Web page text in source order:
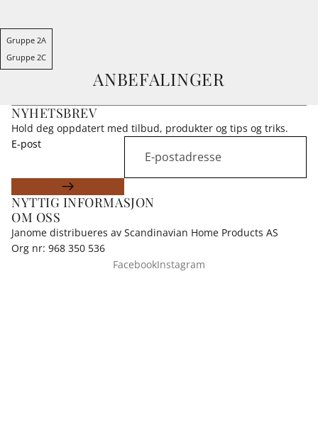
Gruppe 2A
Gruppe 2C
ANBEFALINGER
NYHETSBREV
Hold deg oppdatert med tilbud, produkter og tips og triks.
E-post
NYTTIG INFORMASJON
OM OSS
Janome distribueres av Scandinavian Home Products AS
Org nr: 968 350 536
FacebookInstagram